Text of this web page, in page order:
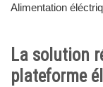
Alimentation
La solution
plateforme